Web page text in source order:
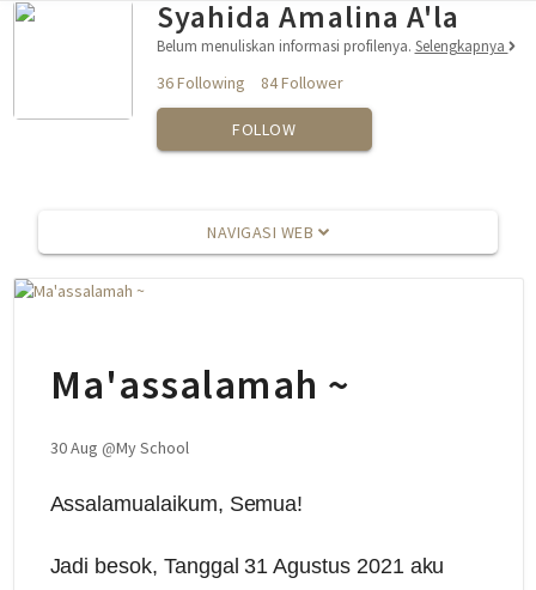
Syahida Amalina A'la
Belum menuliskan informasi profilenya. Selengkapnya
36 Following 84 Follower
FOLLOW
NAVIGASI WEB
Ma'assalamah ~
30 Aug @My School
Assalamualaikum, Semua!
Jadi besok, Tanggal 31 Agustus 2021 aku